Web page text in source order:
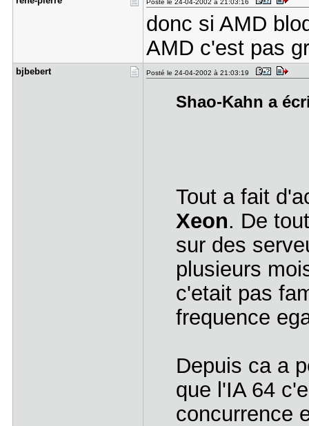
Posté le 24-04-2002 à 21:03:16
donc si AMD
AMD c'est pas
bjbebert Posté le 24-04-2002 à 21:03:19
Shao-Kahn a
Tout a fait
Xeon. De
sur des
plusieurs
c'etait pas
frequence
Depuis ca a
que l'IA 64
concurrence